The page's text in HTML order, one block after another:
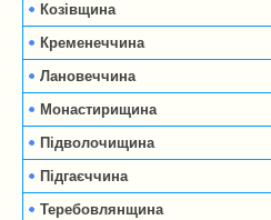
Козівщина
Кременеччина
Лановеччина
Монастирищина
Підволочищина
Підгаєччина
Теребовлянщина